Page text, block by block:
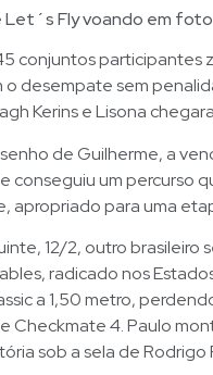
Let´s Fly voando em
conjuntos participantes
o desempate sem
Kerins e Lisona
de Guilherme, a
conseguiu um percurso
apropriado para uma
12/2, outro brasileiro
radicado nos
a 1,50 metro,
Checkmate 4. Paulo
sob a sela de Rodrigo